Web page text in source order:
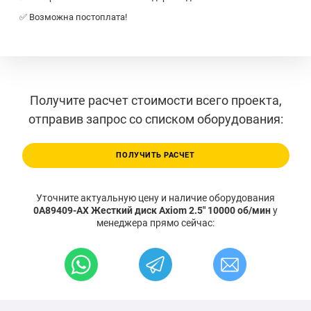
✅ Возможна постоплата!
Получите расчет стоимости всего проекта,
отправив запрос со списком оборудования:
ПОЛУЧИТЬ РАСЧЕТ
Уточните актуальную цену и наличие оборудования
0A89409-AX Жесткий диск Axiom 2.5" 10000 об/мину
менеджера прямо сейчас: